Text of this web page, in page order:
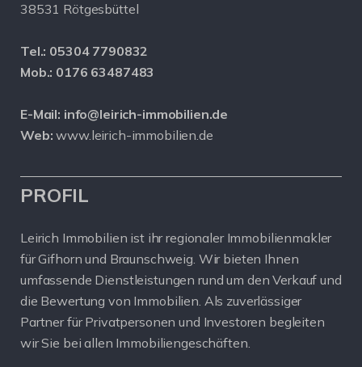
38531 Rötgesbüttel
Tel.: 05304 7790832
Mob.: 0176 63487483
E-Mail: info@leirich-immobilien.de
Web: www.leirich-immobilien.de
PROFIL
Leirich Immobilien ist ihr regionaler Immobilienmakler
für Gifhorn und Braunschweig. Wir bieten Ihnen
umfassende Dienstleistungen rund um den Verkauf und
die Bewertung von Immobilien. Als zuverlässiger
Partner für Privatpersonen und Investoren begleiten
wir Sie bei allen Immobiliengeschäften.